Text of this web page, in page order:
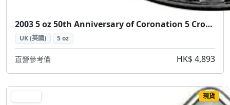
2003 5 oz 50th Anniversary of Coronation 5 Crowns Silver Coin (2003 女王加冕50週年 5皇冠 5盎司 銀幣)
UK (英國) 5 oz
直營參考價 HK$ 4,893
現貨